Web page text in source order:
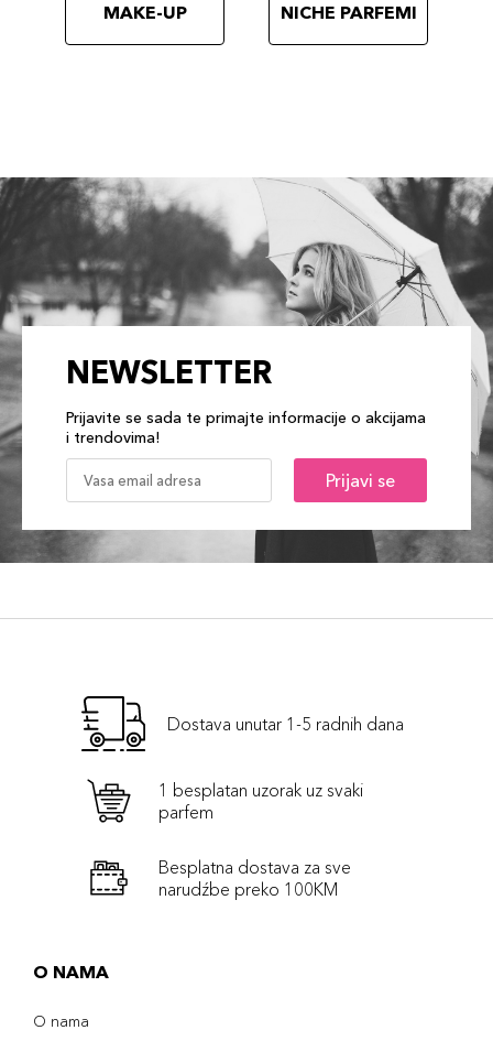
MAKE-UP NICHE PARFEMI
NEWSLETTER
Prijavite se sada te primajte informacije o akcijama
i trendovima!
Prijavi se
Dostava unutar 1-5 radnih dana
1 besplatan uzorak uz svaki
parfem
Besplatna dostava za sve
narudźbe preko 100KM
O NAMA
O nama